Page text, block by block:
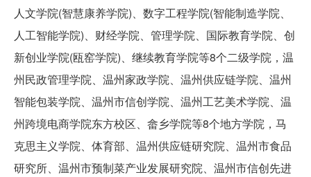
人文学院(智慧康养学院)、数字工程学院(智能制造学院、
人工智能学院)、财经学院、管理学院、国际教育学院、创
新创业学院(瓯窑学院)、继续教育学院等8个二级学院，温
州民政管理学院、温州家政学院、温州供应链学院、温州
智能包装学院、温州市信创学院、温州工艺美术学院、温
州跨境电商学院东方校区、畲乡学院等8个地方学院，马
克思主义学院、体育部、温州供应链研究院、温州市食品
研究所、温州市预制菜产业发展研究院、温州市信创先进